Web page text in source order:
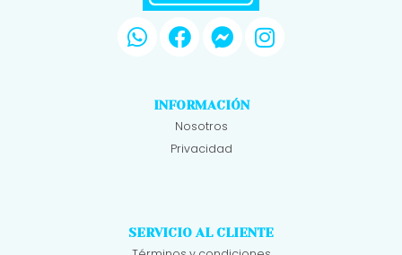
INFORMACIÓN
Nosotros
Privacidad
SERVICIO AL CLIENTE